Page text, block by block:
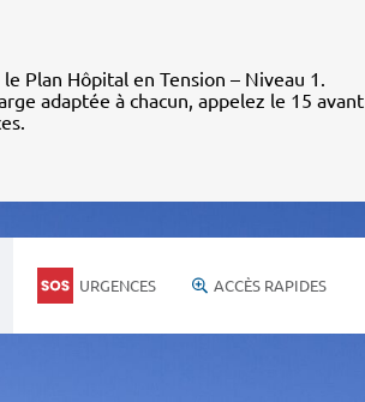
Plan Hôpital en Tension – Niveau 1.
adaptée à chacun, appelez le 15 avant
URGENCES ACCÈS RAPIDES